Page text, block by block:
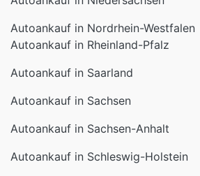
Autoankauf in Rheinland-Pfalz
Autoankauf in Thüringen